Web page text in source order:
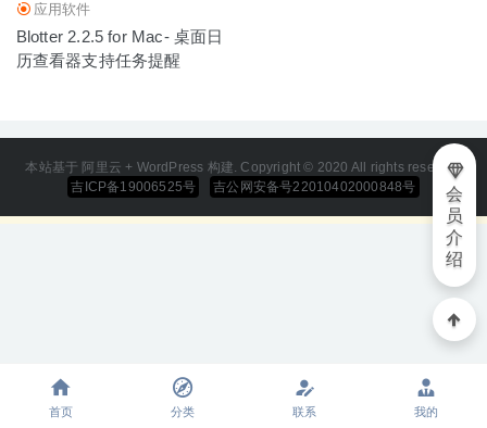
应用软件
Blotter 2.2.5 for Mac- 桌面日
历查看器支持任务提醒
本站基于 阿里云 + WordPress 构建. Copyright © 2020 All rights reserved
吉ICP备19006525号
吉公网安备号22010402000848号
会
员
介
绍
首页 分类 联系 我的